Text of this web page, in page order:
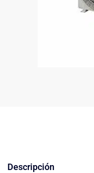
Descripción